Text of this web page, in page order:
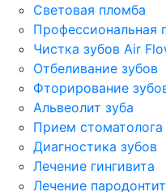
Световая пломба
Профессиональная
Чистка зубов Air
Отбеливание зубов
Фторирование
Альвеолит зуба
Прием стоматолога
Диагностика зубов
Лечение гингивита
Лечение